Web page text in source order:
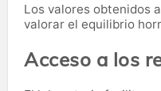
Los valores obtenidos
valorar el equilibrio
Acceso a los